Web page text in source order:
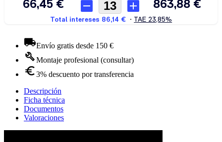
Envío gratis desde 150 €
Montaje profesional (consultar)
3% descuento por transferencia
Descripción
Ficha técnica
Documentos
Valoraciones